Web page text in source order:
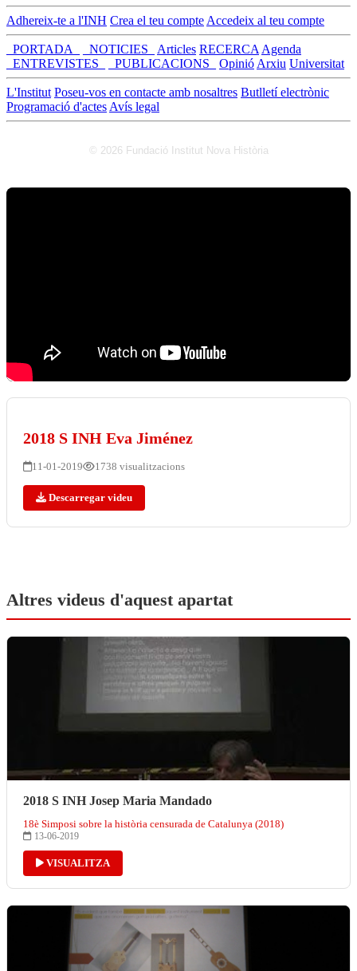
Adhereix-te a l'INH Crea el teu compte Accedeix al teu compte
_PORTADA_ _NOTICIES_ Articles RECERCA Agenda
_ENTREVISTES_
_PUBLICACIONS_ Opinió Arxiu Universitat
L'Institut Poseu-vos en contacte amb nosaltres Butlletí electrònic
Programació d'actes Avís legal
© 2026 Fundació Institut Nova Història
2018 S INH Eva Jiménez
11-01-2019 1738 visualitzacions
Descarregar videu
Altres videus d'aquest apartat
2018 S INH Josep Maria Mandado
18è Simposi sobre la història censurada de Catalunya (2018)
13-06-2019
VISUALITZA